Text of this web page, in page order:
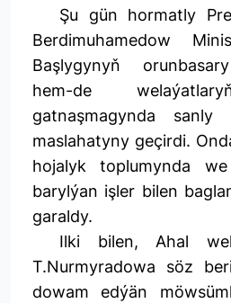
Şu gün hormatly
Berdimuhamedow
Başlygynyň
hem-de
gatnaşmagynda
maslahatyny geçirdi.
hojalyk toplumynda
barylýan işler bilen
garaldy.
Ilki bilen, Ahal
T.Nurmyradowa söz
dowam edýän